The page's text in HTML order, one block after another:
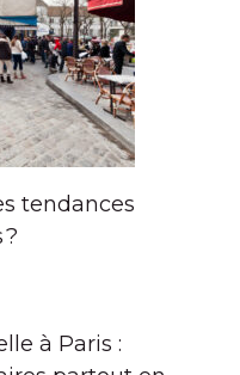
tendances
à Paris :